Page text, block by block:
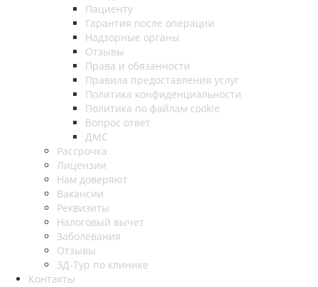
Пациенту
Гарантия после операции
Надзорные органы
Отзывы
Права и обязанности
Правила предоставления услуг
Политика конфиденциальности
Политика по файлам cookie
Вопрос ответ
ДМС
Рассрочка
Лицензии
Нам доверяют
Вакансии
Реквизиты
Налоговый вычет
Заболевания
Отзывы
3Д-Тур по клинике
Контакты